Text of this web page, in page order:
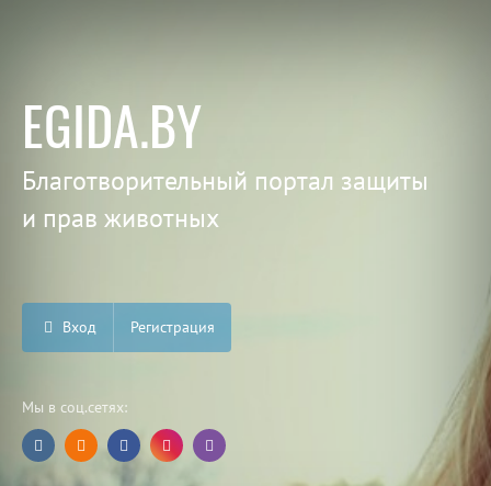
EGIDA.BY
Благотворительный портал защиты
и прав животных
Вход Регистрация
Мы в соц.сетях: